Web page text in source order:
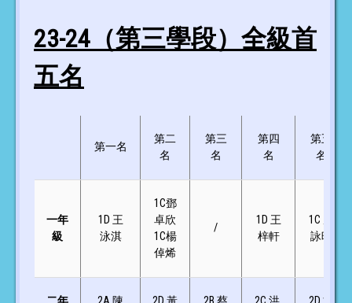
23-24（第三學段）全級首
五名
第一名
第二
名
第三
名
第四
名
第五
名
一年
級
1D 王
泳淇
1C鄧
卓欣
1C楊
倬烯
/
1D 王
梓軒
1C 周
詠晞